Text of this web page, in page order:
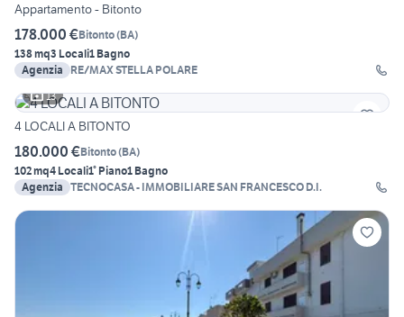
Appartamento - Bitonto
178.000 €Bitonto(BA)
138 mq3 Locali1 Bagno
Agenzia
RE/MAX STELLA POLARE
13
4 LOCALI A BITONTO
180.000 €Bitonto(BA)
102 mq4 Locali1° Piano1 Bagno
Agenzia TECNOCASA - IMMOBILIARE SAN FRANCESCO D.I.